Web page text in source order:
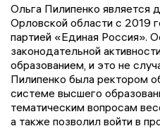
Ольга Пилипенко является
Орловской области с 2019
партией «Единая Россия».
законодательной
образованием, и это не
Пилипенко была ректором
системе высшего
тематическим вопросам
а также позволил войти в